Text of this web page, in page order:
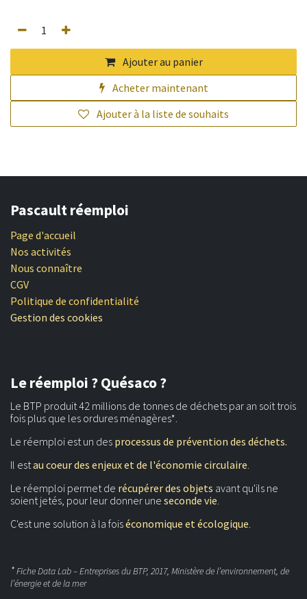
Ajouter au panier
Acheter maintenant
Ajouter à la liste de souhaits
Pascault réemploi
Page d'accueil
Nos activités
Nous connaître
CGV
Politique de confidentialité
Gestion des cookies
Le réemploi ? Quésaco ?
Le BTP produit 42 millions de tonnes de déchets par an soit trois
fois plus que les ordures ménagères*.
Le réemploi est un des processus de prévention des déchets.
Il estau coeur des enjeux et de l'économie circulaire.
Le réemploi permet de récupérer des objets avant qu'ils ne
soient jetés, pour leur donner une seconde vie.
C'est une solution à la foiséconomique et écologique.
*Fiche Data Lab – Entreprises du BTP, 2017, Ministère de l’environnement, de
l’énergie et de la mer